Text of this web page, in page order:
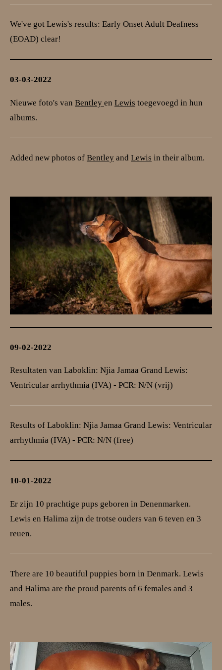
We've got Lewis's results: Early Onset Adult Deafness
(EOAD) clear!
03-03-2022
Nieuwe foto's van Bentley en Lewis toegevoegd in hun
albums.
Added new photos of Bentley and Lewis in their album.
09-02-2022
Resultaten van Laboklin: Njia Jamaa Grand Lewis:
Ventricular arrhythmia (IVA) - PCR: N/N (vrij)
Results of Laboklin: Njia Jamaa Grand Lewis: Ventricular
arrhythmia (IVA) - PCR: N/N (free)
10-01-2022
Er zijn 10 prachtige pups geboren in Denenmarken.
Lewis en Halima zijn de trotse ouders van 6 teven en 3
reuen.
There are 10 beautiful puppies born in Denmark. Lewis
and Halima are the proud parents of 6 females and 3
males.